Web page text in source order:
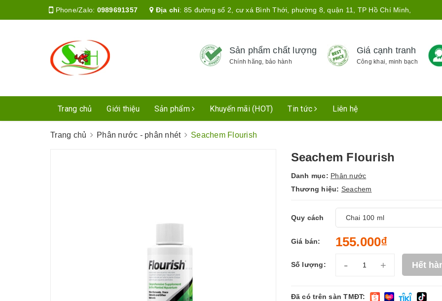
Phone/Zalo: 0989691357 Địa chỉ: 85 đường số 2, cư xá Bình Thới, phường 8, quận 11, TP Hồ Chí Minh,
Sản phẩm chất lượng
Chính hãng, bảo hành
Giá cạnh tranh
Công khai, minh bạch
Trang chủ Giới thiệu Sản phẩm Khuyến mãi (HOT) Tin tức Liên hệ
Trang chủ Phân nước - phân nhét Seachem Flourish
Seachem Flourish
Danh mục: Phân nước
Thương hiệu: Seachem
Quy cách
Giá bán: 155.000₫
Số lượng: - + Hết
Đã có trên sàn TMĐT: